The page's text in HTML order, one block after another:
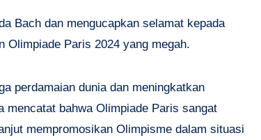
Bach dan mengucapkan selamat kepada
Olimpiade Paris 2024 yang megah.
perdamaian dunia dan meningkatkan
mencatat bahwa Olimpiade Paris sangat
mempromosikan Olimpisme dalam situasi